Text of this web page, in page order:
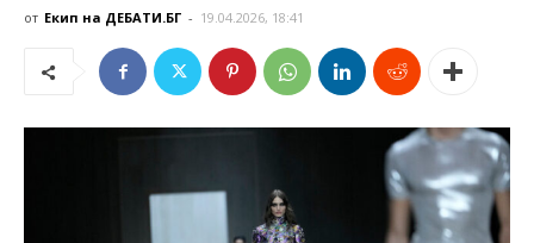
от Екип на ДЕБАТИ.БГ - 19.04.2026, 18:41